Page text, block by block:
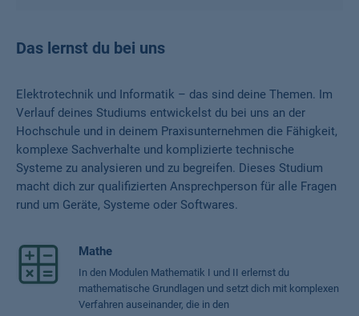
Das lernst du bei uns
Elektrotechnik und Informatik – das sind deine Themen. Im
Verlauf deines Studiums entwickelst du bei uns an der
Hochschule und in deinem Praxisunternehmen die Fähigkeit,
komplexe Sachverhalte und komplizierte technische
Systeme zu analysieren und zu begreifen. Dieses Studium
macht dich zur qualifizierten Ansprechperson für alle Fragen
rund um Geräte, Systeme oder Softwares.
Mathe
In den Modulen Mathematik I und II erlernst du
mathematische Grundlagen und setzt dich mit komplexen
Verfahren auseinander, die in den